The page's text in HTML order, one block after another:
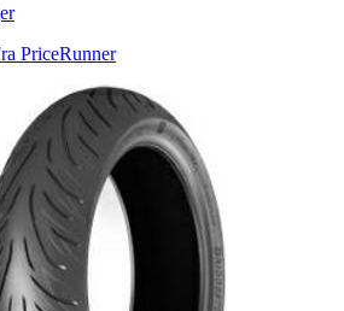
PriceRunner